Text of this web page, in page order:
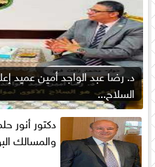
د. رضا عبد الواجد أمين عميد
السلاح...
دكتور أنور
والمسالك